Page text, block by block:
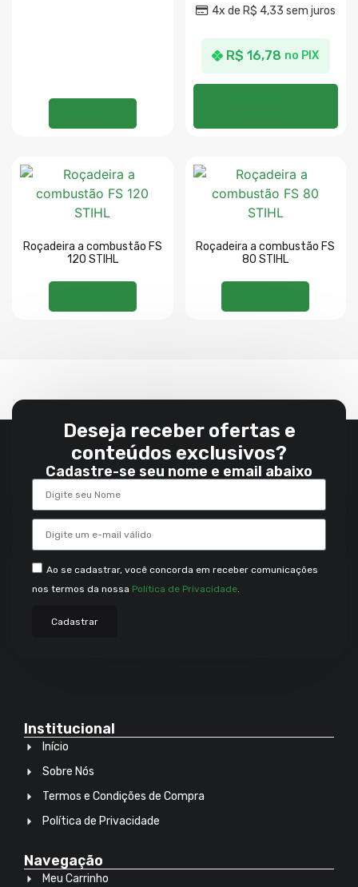
4x de R$ 4,33 sem juros
R$ 16,78 no PIX
Roçadeira a combustão FS
120 STIHL
Roçadeira a combustão FS
80 STIHL
Deseja receber ofertas e
conteúdos exclusivos?
Cadastre-se seu nome e email abaixo
Ao se cadastrar, você concorda em receber comunicações
nos termos da nossa Política de Privacidade.
Cadastrar
Institucional
Início
Sobre Nós
Termos e Condições de Compra
Política de Privacidade
Navegação
Meu Carrinho